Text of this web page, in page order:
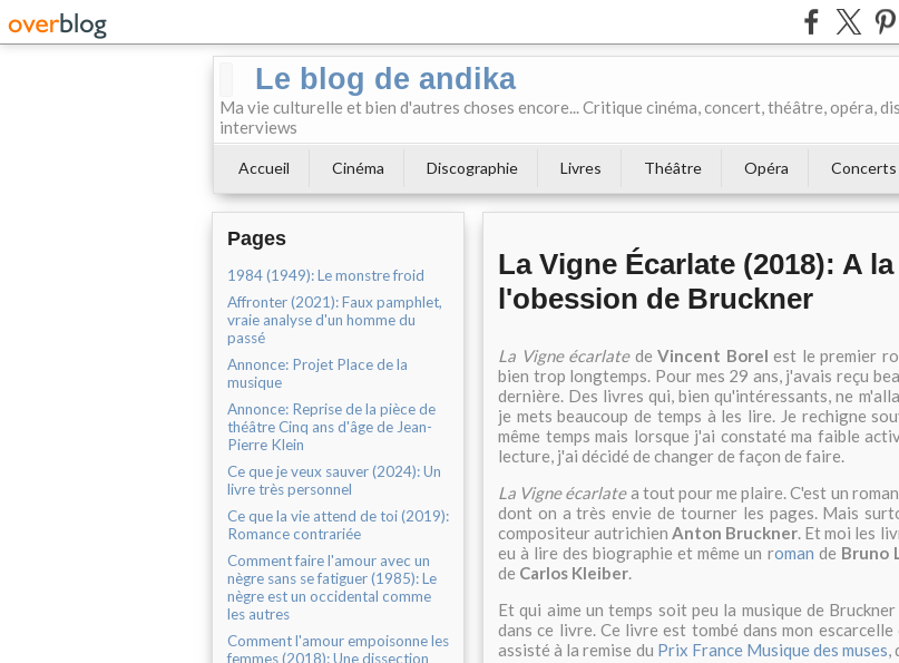
Le blog de andika
Ma vie culturelle et bien d'autres choses encore... Critique cinéma, concert, théâtre, opéra,
interviews
Accueil Cinéma Discographie Livres Théâtre Opéra Concerts
Pages
1984 (1949): Le monstre froid
Affronter (2021): Faux pamphlet,
vraie analyse d'un homme du
passé
Annonce: Projet Place de la
musique
Annonce: Reprise de la pièce de
théâtre Cinq ans d'âge de Jean-
Pierre Klein
Ce que je veux sauver (2024): Un
livre très personnel
Ce que la vie attend de toi (2019):
Romance contrariée
Comment faire l'amour avec un
nègre sans se fatiguer (1985): Le
nègre est un occidental comme
les autres
Comment l'amour empoisonne les
femmes (2018): Une dissection
La Vigne Écarlate (2018): A
l'obession de Bruckner
La Vigne écarlatedeVincent Borel est le premier
bien trop longtemps. Pour mes 29 ans, j'avais reçu
dernière. Des livres qui, bien qu'intéressants, ne
je mets beaucoup de temps à les lire. Je rechigne
même temps mais lorsque j'ai constaté ma faible
lecture, j'ai décidé de changer de façon de faire.
La Vigne écarlatea tout pour me plaire. C'est un
dont on a très envie de tourner les pages. Mais
compositeur autrichienAnton Bruckner. Et moi les
eu à lire des biographie et même un roman de Bruno
de Carlos Kleiber.
Et qui aime un temps soit peu la musique de
dans ce livre. Ce livre est tombé dans mon
assisté à la remise du Prix France Musique des muses,